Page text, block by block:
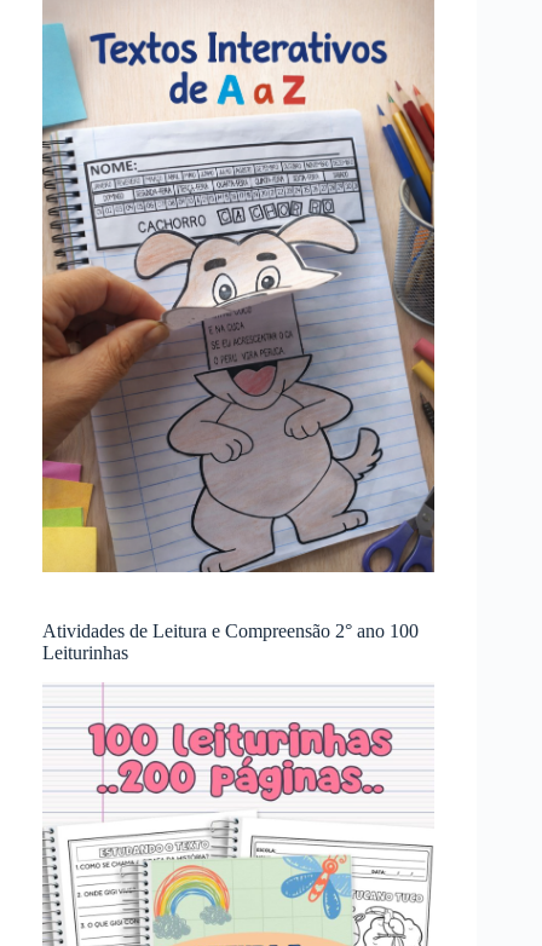
Atividades de Leitura e Compreensão 2° ano 100
Leiturinhas